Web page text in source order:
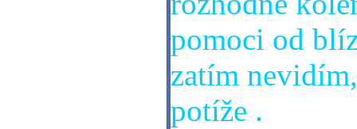
pomoci od
zatím
potíže .